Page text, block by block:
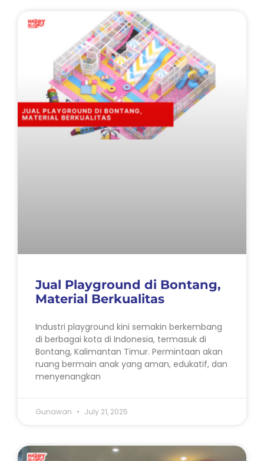
Jual Playground di Bontang,
Material Berkualitas
Industri playground kini semakin berkembang
di berbagai kota di Indonesia, termasuk di
Bontang, Kalimantan Timur. Permintaan akan
ruang bermain anak yang aman, edukatif, dan
menyenangkan
Gunawan July 21, 2025